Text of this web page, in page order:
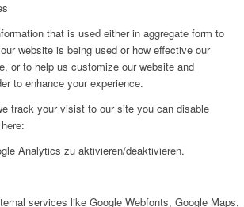
that is used either in aggregate form to
website is being used or how effective our
or to help us customize our website and
to enhance your experience.
track your visist to our site you can disable
Analytics zu aktivieren/deaktivieren.
services like Google Webfonts, Google Maps,